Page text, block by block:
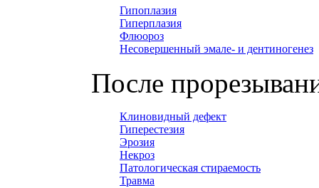
Гипоплазия
Гиперплазия
Флюороз
Несовершенный эмале- и дентиногенез
После
Клиновидный дефект
Гиперестезия
Эрозия
Некроз
Патологическая стираемость
Травма